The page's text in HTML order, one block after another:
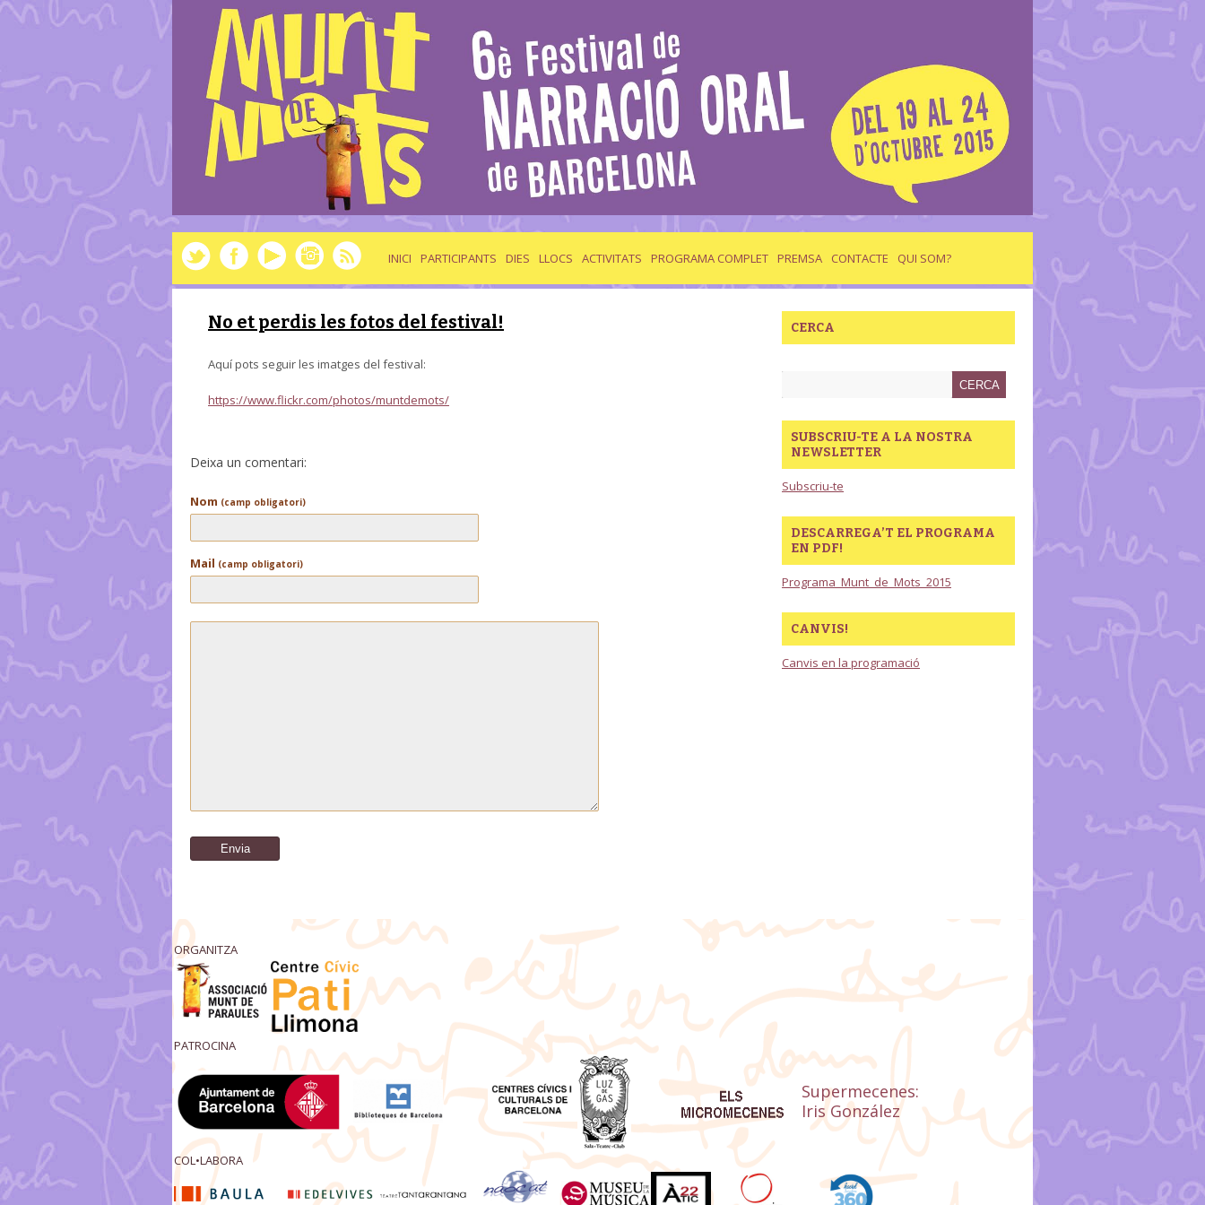
INICI PARTICIPANTS DIES LLOCS ACTIVITATS PROGRAMA COMPLET PREMSA CONTACTE QUI SOM?
No et perdis les fotos del festival!
Aquí pots seguir les imatges del festival:
https://www.flickr.com/photos/muntdemots/
Deixa un comentari:
Nom (camp obligatori)
Mail (camp obligatori)
CERCA
SUBSCRIU-TE A LA NOSTRA
NEWSLETTER
Subscriu-te
DESCARREGA’T EL PROGRAMA
EN PDF!
Programa_Munt_de_Mots_2015
CANVIS!
Canvis en la programació
ORGANITZA
PATROCINA
Supermecenes:
Iris González
COL•LABORA